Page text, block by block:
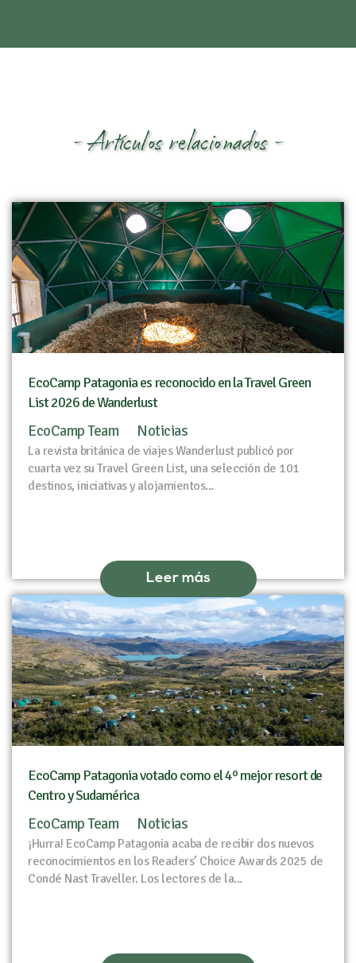
- Artículos relacionados -
EcoCamp Patagonia es reconocido en la Travel Green
List 2026 de Wanderlust
EcoCamp Team Noticias
La revista británica de viajes Wanderlust publicó por
cuarta vez su Travel Green List, una selección de 101
destinos, iniciativas y alojamientos...
Leer más
EcoCamp Patagonia votado como el 4º mejor resort de
Centro y Sudamérica
EcoCamp Team Noticias
¡Hurra! EcoCamp Patagonia acaba de recibir dos nuevos
reconocimientos en los Readers’ Choice Awards 2025 de
Condé Nast Traveller. Los lectores de la...